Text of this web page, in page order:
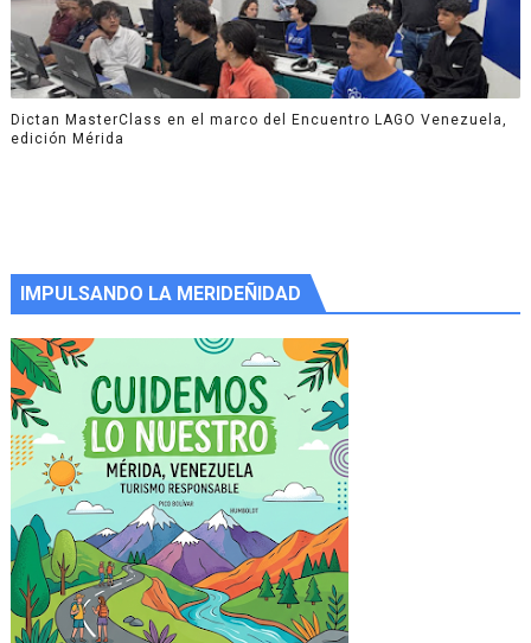
Dictan MasterClass en el marco del Encuentro LAGO Venezuela,
edición Mérida
IMPULSANDO LA MERIDEÑIDAD